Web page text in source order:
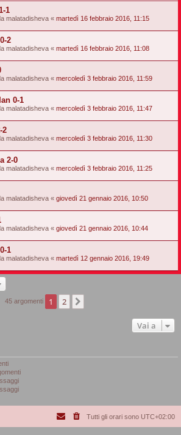
1
malatadisheva « martedì 16 febbraio 2016, 11:15
2
malatadisheva « martedì 16 febbraio 2016, 11:08
malatadisheva « mercoledì 3 febbraio 2016, 11:59
0-1
malatadisheva « mercoledì 3 febbraio 2016, 11:47
2
malatadisheva « mercoledì 3 febbraio 2016, 11:30
2-0
malatadisheva « mercoledì 3 febbraio 2016, 11:25
malatadisheva « giovedì 21 gennaio 2016, 10:50
malatadisheva « giovedì 21 gennaio 2016, 10:44
1
malatadisheva « martedì 12 gennaio 2016, 19:49
45 argomenti 1 2
Vai a
Tutti gli orari sono UTC+02:00